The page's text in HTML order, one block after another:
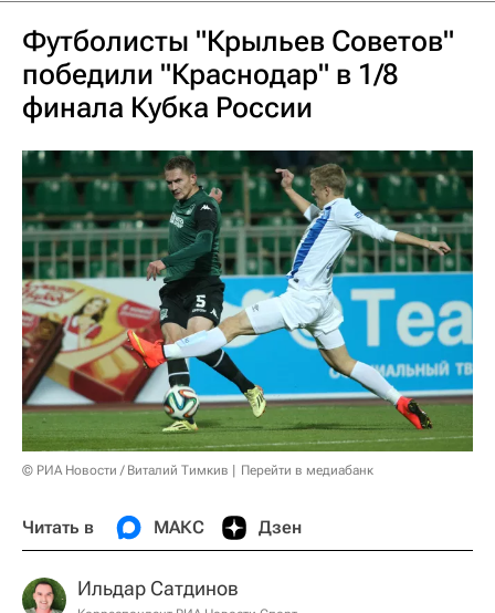
Футболисты "Крыльев Советов"
победили "Краснодар" в 1/8
финала Кубка России
© РИА Новости / Виталий Тимкив Перейти в медиабанк
Читать в МАКС Дзен
Ильдар Сатдинов